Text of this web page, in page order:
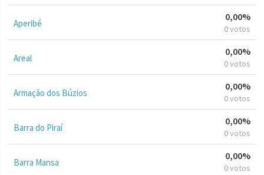
Aperibé
0,00%
0 votos
Areal
0,00%
0 votos
Armação dos Búzios
0,00%
0 votos
Barra do Piraí
0,00%
0 votos
Barra Mansa
0,00%
0 votos